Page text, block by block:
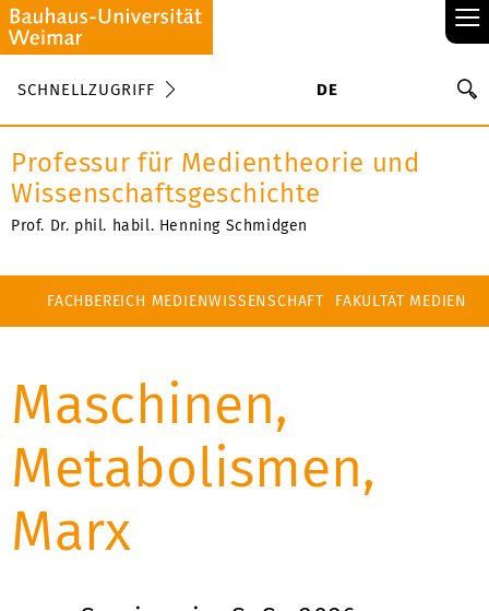
≡
SCHNELLZUGRIFF DE
Professur für Medientheorie und
Wissenschaftsgeschichte
Prof. Dr. phil. habil. Henning Schmidgen
FACHBEREICH MEDIENWISSENSCHAFT FAKULTÄT MEDIEN
Maschinen,
Metabolismen,
Marx